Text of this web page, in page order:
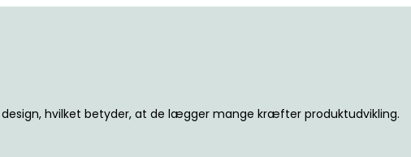
design, hvilket betyder, at de lægger mange kræfter produktudvikling.